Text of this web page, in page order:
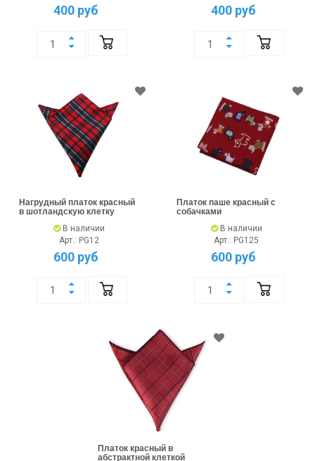
400 руб 400 руб
Нагрудный платок красный
в шотландскую клетку
В наличии
Арт.: PG12
600 руб
Платок паше красный с
собачками
В наличии
Арт.: PG125
600 руб
Платок красный в
абстрактной клеткой